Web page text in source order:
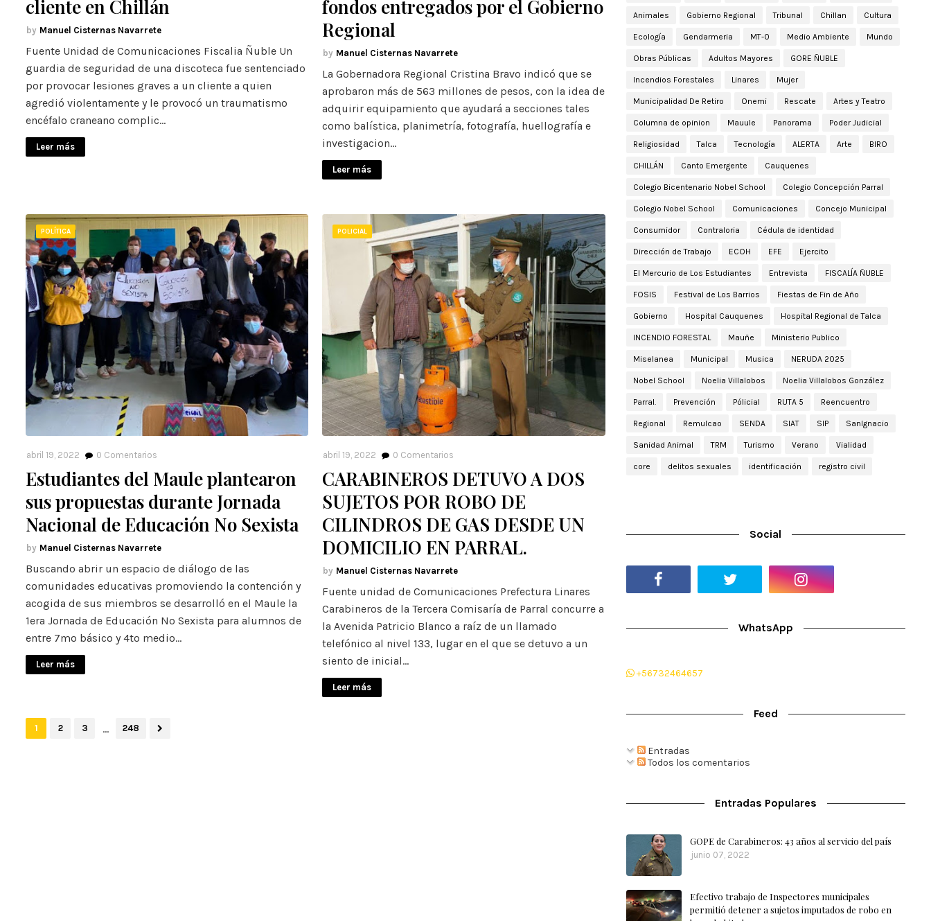
cliente en Chillán
Manuel Cisternas Navarrete
Fuente Unidad de Comunicaciones Fiscalia Ñuble Un
guardia de seguridad de una discoteca fue sentenciado
por provocar lesiones graves a un cliente a quien
agredió violentamente y le provocó un traumatismo
encéfalo craneano complic…
Leer más
fondos entregados por el Gobierno
Regional
Manuel Cisternas Navarrete
La Gobernadora Regional Cristina Bravo indicó que se
aprobaron más de 563 millones de pesos, con la idea de
adquirir equipamiento que ayudará a secciones tales
como balística, planimetría, fotografía, huellografía e
investigacion…
Leer más
POLÍTICA
abril 19, 2022 0 Comentarios
Estudiantes del Maule plantearon
sus propuestas durante Jornada
Nacional de Educación No Sexista
Manuel Cisternas Navarrete
Buscando abrir un espacio de diálogo de las
comunidades educativas promoviendo la contención y
acogida de sus miembros se desarrolló en el Maule la
1era Jornada de Educación No Sexista para alumnos de
entre 7mo básico y 4to medio…
Leer más
POLICIAL
abril 19, 2022 0 Comentarios
CARABINEROS DETUVO A DOS
SUJETOS POR ROBO DE
CILINDROS DE GAS DESDE UN
DOMICILIO EN PARRAL.
Manuel Cisternas Navarrete
Fuente unidad de Comunicaciones Prefectura Linares
Carabineros de la Tercera Comisaría de Parral concurre a
la Avenida Patricio Blanco a raíz de un llamado
telefónico al nivel 133, lugar en el que se detuvo a un
siento de inicial…
Leer más
1 2 3 ... 248
Animales Gobierno Regional Tribunal Chillan Cultura
Ecología Gendarmeria MT-0 Medio Ambiente Mundo
Obras Públicas Adultos Mayores GORE ÑUBLE
Incendios Forestales Linares Mujer
Municipalidad De Retiro Onemi Rescate Artes y Teatro
Columna de opinion Mauule Panorama Poder Judicial
Religiosidad Talca Tecnología ALERTA Arte BIRO
CHILLÁN Canto Emergente Cauquenes
Colegio Bicentenario Nobel School Colegio Concepción Parral
Colegio Nobel School Comunicaciones Concejo Municipal
Consumidor Contraloria Cédula de identidad
Dirección de Trabajo ECOH EFE Ejercito
El Mercurio de Los Estudiantes Entrevista FISCALÍA ÑUBLE
FOSIS Festival de Los Barrios Fiestas de Fin de Año
Gobierno Hospital Cauquenes Hospital Regional de Talca
INCENDIO FORESTAL Mauñe Ministerio Publico
Miselanea Municipal Musica NERUDA 2025
Nobel School Noelia Villalobos Noelia Villalobos González
Parral. Prevención Pólicial RUTA 5 Reencuentro
Regional Remulcao SENDA SIAT SIP SanIgnacio
Sanidad Animal TRM Turismo Verano Vialidad
core delitos sexuales identificación registro civil
Social
WhatsApp
+56732464657
Feed
Entradas
Todos los comentarios
Entradas Populares
GOPE de Carabineros: 43 años al servicio del país
junio 07, 2022
Efectivo trabajo de Inspectores municipales
permitió detener a sujetos imputados de robo en